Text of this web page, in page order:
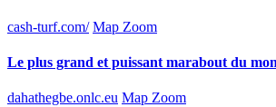
cash-turf.com/ Map Zoom
Le plus grand et puissant marabout du
dahathegbe.onlc.eu Map Zoom